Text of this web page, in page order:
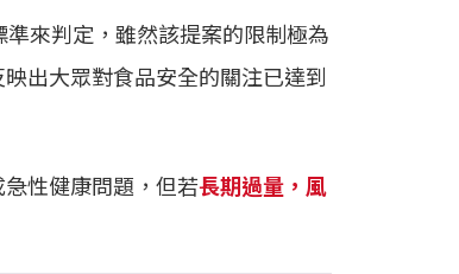
來判定，雖然該提案的限制極為
出大眾對食品安全的關注已達到
性健康問題，但若長期過量，風